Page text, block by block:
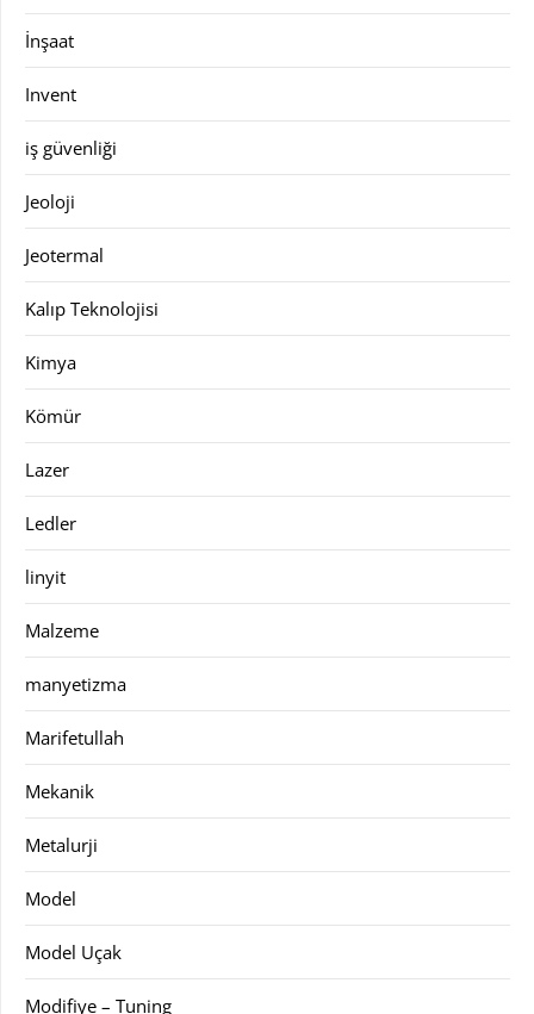
İnşaat
Invent
iş güvenliği
Jeoloji
Jeotermal
Kalıp Teknolojisi
Kimya
Kömür
Lazer
Ledler
linyit
Malzeme
manyetizma
Marifetullah
Mekanik
Metalurji
Model
Model Uçak
Modifiye – Tuning